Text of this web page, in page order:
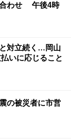
合わせ 午後4時
対立続く…岡山
いに応じること
の被災者に市営